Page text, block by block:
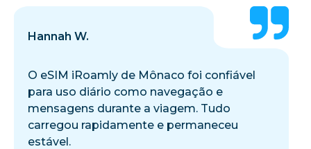
Hannah W.
O eSIM iRoamly de Mônaco foi confiável
para uso diário como navegação e
mensagens durante a viagem. Tudo
carregou rapidamente e permaneceu
estável.